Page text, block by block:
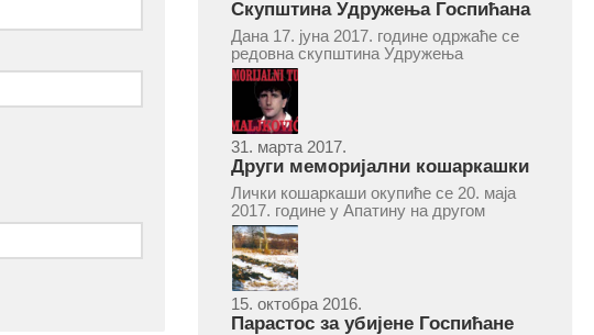
Скупштина Удружења Госпићана
„Никола Тесла“ у суботу 17. јуна
2017.
Дана 17. јуна 2017. године одржаће се
редовна скупштина Удружења
Госпићана „Никола Тесла“ Београд.
Скупштина ће се одржати у простору
ресторана „Тесла“, Савски трг бр. 9
Београд, у 11 часова. За Скупштину је
предложен...
31. марта 2017.
Други меморијални кошаркашки
турнир „Милан Маљковић
Маљак“ у Апатину 20. маја 2017.
Лички кошаркаши окупиће се 20. маја
2017. године у Апатину на другом
меморијалном кошаркашком турниру
„Милан Маљковић Маљак“. Као и
прошле године, учествоваће екипе
Госпића, Личког Осика, Плашког, као и
комбинована екипа кошаркаша из...
15. октобра 2016.
Парастос за убијене Госпићане